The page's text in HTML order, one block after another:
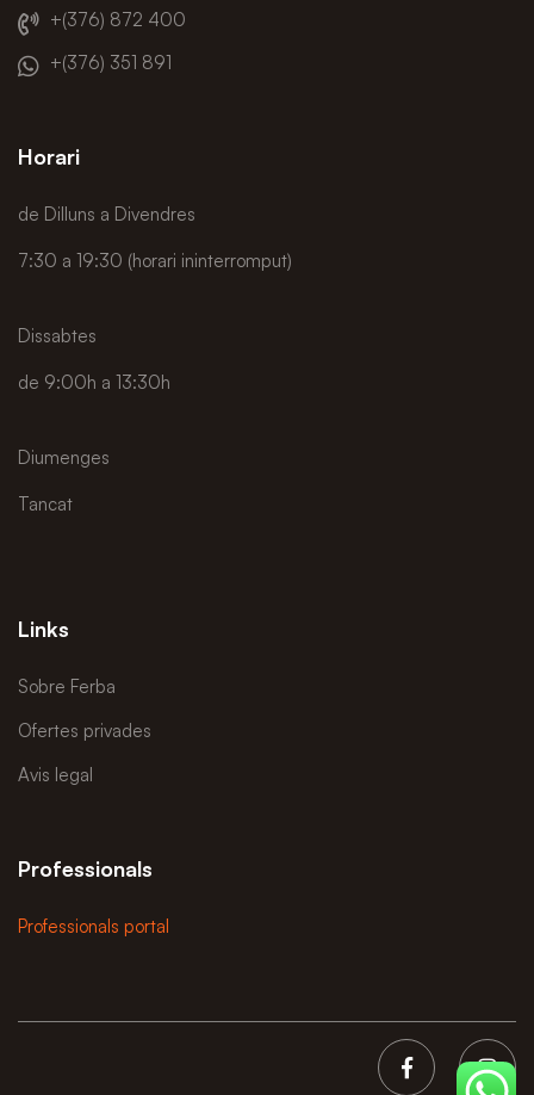
+(376) 872 400
+(376) 351 891
Horari
de Dilluns a Divendres
7:30 a 19:30 (horari ininterromput)
Dissabtes
de 9:00h a 13:30h
Diumenges
Tancat
Links
Sobre Ferba
Ofertes privades
Avis legal
Professionals
Professionals portal